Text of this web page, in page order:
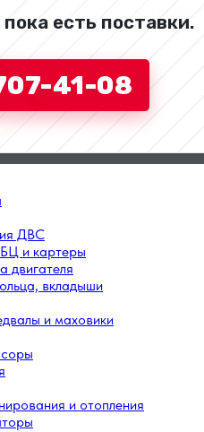
есть поставки.
41-08
ДВС
и картеры
двигателя
вкладыши
и маховики
и отопления